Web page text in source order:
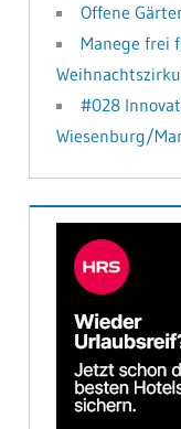
Offene
Manege frei
#028
Wiesenburg/